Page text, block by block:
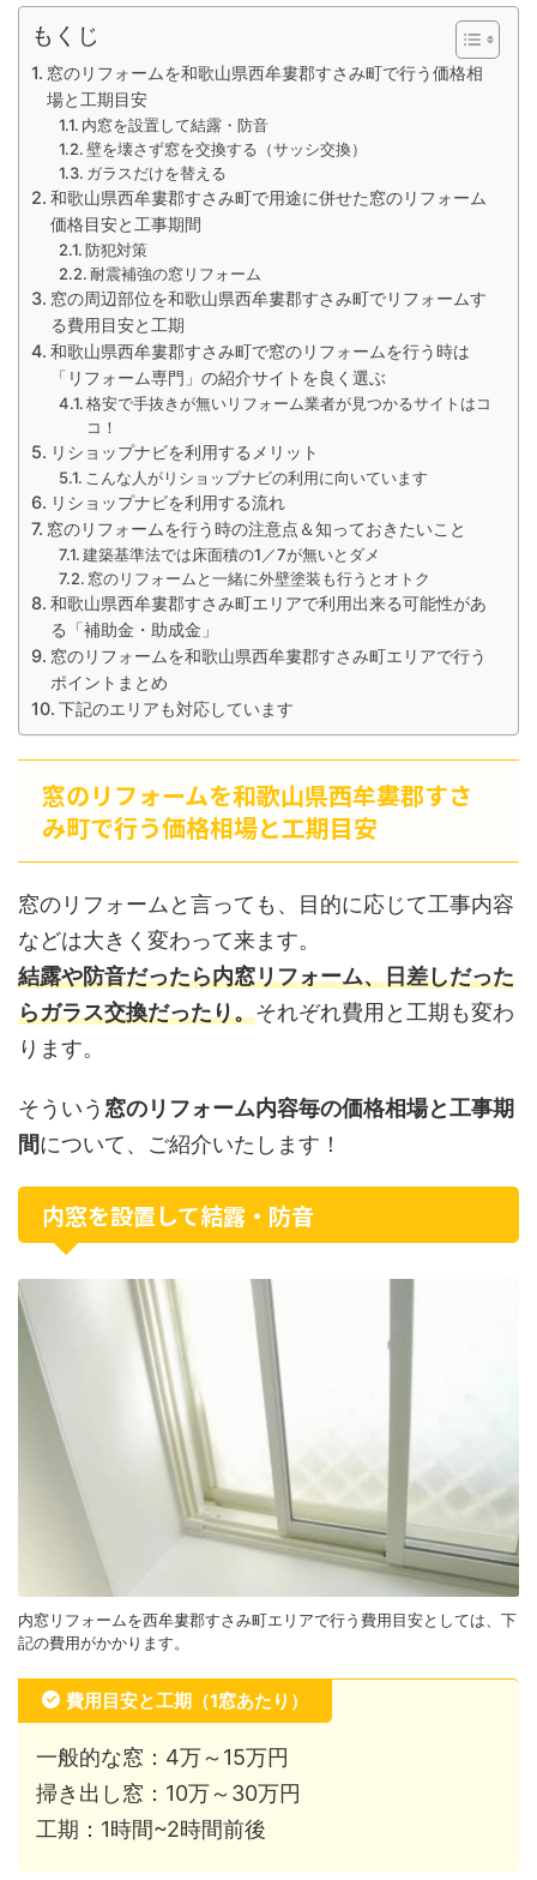
もくじ
窓のリフォームを和歌山県西牟婁郡すさみ町で行う価格相
場と工期目安
内窓を設置して結露・防音
壁を壊さず窓を交換する（サッシ交換）
ガラスだけを替える
和歌山県西牟婁郡すさみ町で用途に併せた窓のリフォーム
価格目安と工事期間
防犯対策
耐震補強の窓リフォーム
窓の周辺部位を和歌山県西牟婁郡すさみ町でリフォームす
る費用目安と工期
和歌山県西牟婁郡すさみ町で窓のリフォームを行う時は
「リフォーム専門」の紹介サイトを良く選ぶ
格安で手抜きが無いリフォーム業者が見つかるサイトはコ
コ！
リショップナビを利用するメリット
こんな人がリショップナビの利用に向いています
リショップナビを利用する流れ
窓のリフォームを行う時の注意点＆知っておきたいこと
建築基準法では床面積の1／7が無いとダメ
窓のリフォームと一緒に外壁塗装も行うとオトク
和歌山県西牟婁郡すさみ町エリアで利用出来る可能性があ
る「補助金・助成金」
窓のリフォームを和歌山県西牟婁郡すさみ町エリアで行う
ポイントまとめ
下記のエリアも対応しています
窓のリフォームを和歌山県西牟婁郡すさ
み町で行う価格相場と工期目安
窓のリフォームと言っても、目的に応じて工事内容
などは大きく変わって来ます。
結露や防音だったら内窓リフォーム、日差しだった
らガラス交換だったり。それぞれ費用と工期も変わ
ります。
そういう 窓のリフォーム内容毎の価格相場と工事期
間について、ご紹介いたします！
内窓を設置して結露・防音
内窓リフォームを西牟婁郡すさみ町エリアで行う費用目安としては、下
記の費用がかかります。
費用目安と工期（1窓あたり）
一般的な窓：4万～15万円
掃き出し窓：10万～30万円
工期：1時間~2時間前後